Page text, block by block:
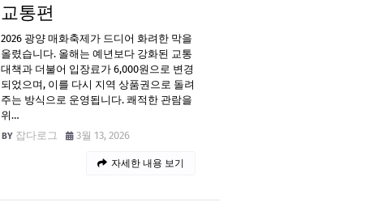
교통편
2026 광양 매화축제가 드디어 화려한 막을
올렸습니다. 올해는 예년보다 강화된 교통
대책과 더불어 입장료가 6,000원으로 변경
되었으며, 이를 다시 지역 상품권으로 돌려
주는 방식으로 운영됩니다. 쾌적한 관람을
위…
잡다로그
3월 13, 2026
자세한 내용 보기